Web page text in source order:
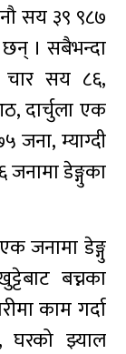
सय ३९ ९८७
छन् । सबैभन्दा
चार सय ८६,
दार्चुला एक
म्याग्दी
डेङ्गुका
जनामा डेङ्गु
बच्नका
काम गर्दा
घरको झ्याल